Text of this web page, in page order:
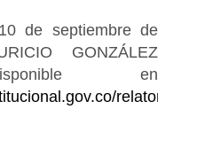
de septiembre de
GONZÁLEZ
en
relatoria/